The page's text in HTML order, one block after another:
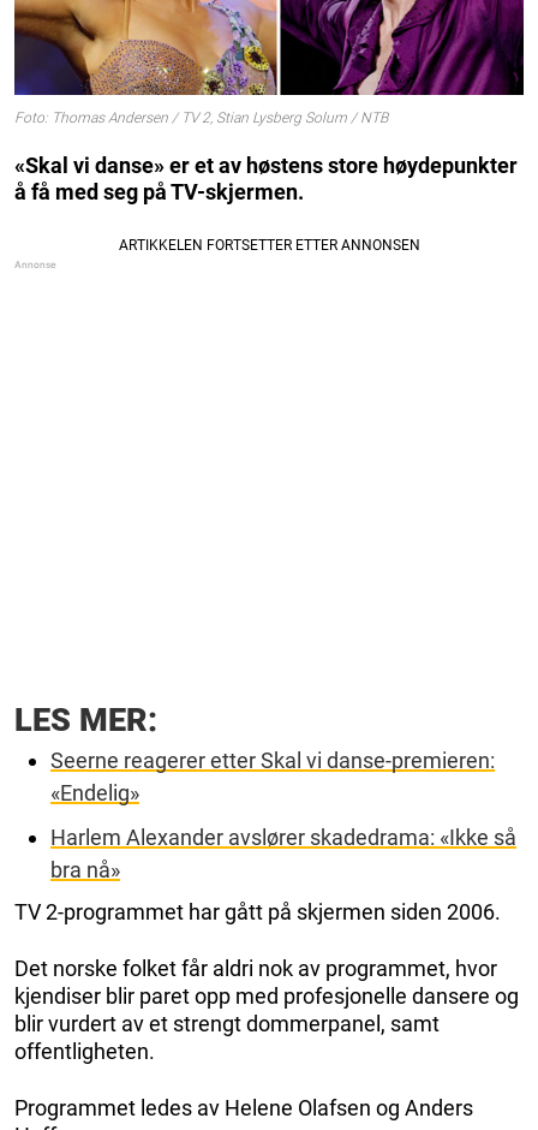
Foto: Thomas Andersen / TV 2, Stian Lysberg Solum / NTB
«Skal vi danse» er et av høstens store høydepunkter
å få med seg på TV-skjermen.
LES MER:
Seerne reagerer etter Skal vi danse-premieren:
«Endelig»
Harlem Alexander avslører skadedrama: «Ikke så
bra nå»
TV 2-programmet har gått på skjermen siden 2006.
Det norske folket får aldri nok av programmet, hvor
kjendiser blir paret opp med profesjonelle dansere og
blir vurdert av et strengt dommerpanel, samt
offentligheten.
Programmet ledes av Helene Olafsen og Anders